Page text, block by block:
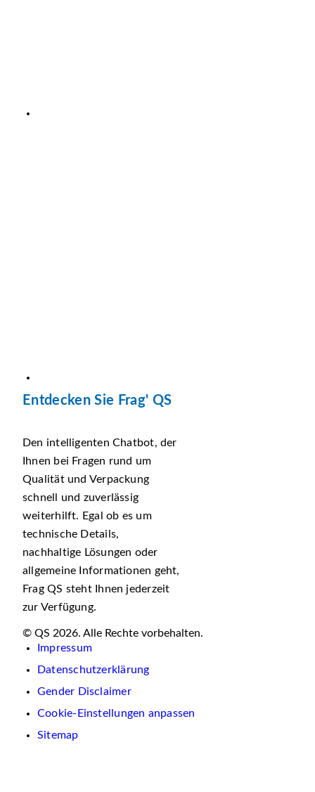
Entdecken Sie Frag' QS
Den intelligenten Chatbot, der
Ihnen bei Fragen rund um
Qualität und Verpackung
schnell und zuverlässig
weiterhilft. Egal ob es um
technische Details,
nachhaltige Lösungen oder
allgemeine Informationen geht,
Frag QS steht Ihnen jederzeit
zur Verfügung.
© QS 2026. Alle Rechte vorbehalten.
Impressum
Datenschutzerklärung
Gender Disclaimer
Cookie-Einstellungen anpassen
Sitemap